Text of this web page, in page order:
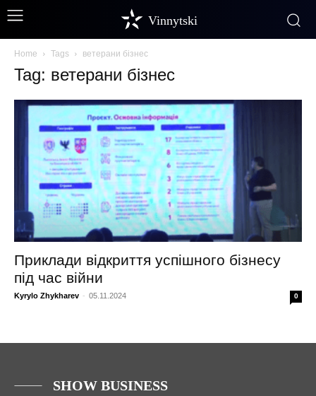
Vinnytski
Home Tags ветерани бізнес
Tag: ветерани бізнес
Приклади відкриття успішного бізнесу
під час війни
Kyrylo Zhykharev - 05.11.2024 0
SHOW BUSINESS